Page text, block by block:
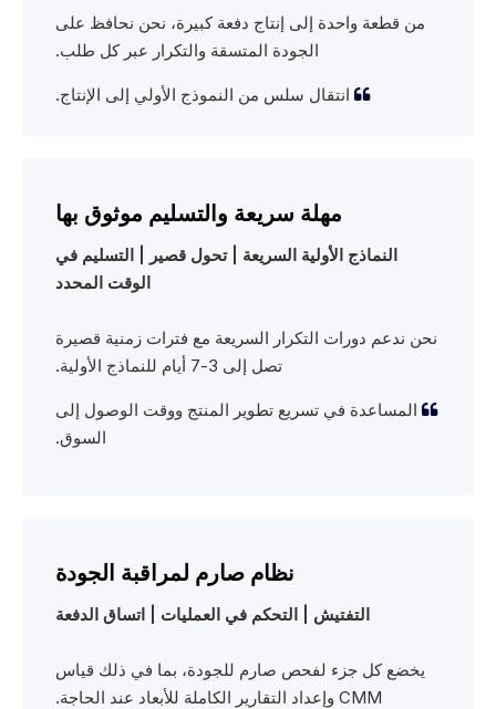
من قطعة واحدة إلى إنتاج دفعة كبيرة، نحن نحافظ على
الجودة المتسقة والتكرار عبر كل طلب.
 انتقال سلس من النموذج الأولي إلى الإنتاج.
مهلة سريعة والتسليم موثوق بها
النماذج الأولية السريعة | تحول قصير | التسليم في
الوقت المحدد
نحن ندعم دورات التكرار السريعة مع فترات زمنية قصيرة
تصل إلى 3-7 أيام للنماذج الأولية.
 المساعدة في تسريع تطوير المنتج ووقت الوصول إلى
السوق.
نظام صارم لمراقبة الجودة
التفتيش | التحكم في العمليات | اتساق الدفعة
يخضع كل جزء لفحص صارم للجودة، بما في ذلك قياس
CMM وإعداد التقارير الكاملة للأبعاد عند الحاجة.